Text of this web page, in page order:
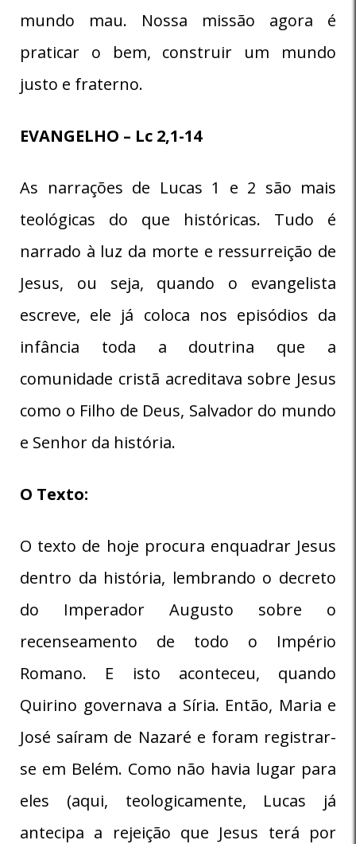
mundo mau. Nossa missão agora é
praticar o bem, construir um mundo
justo e fraterno.
EVANGELHO – Lc 2,1-14
As narrações de Lucas 1 e 2 são mais
teológicas do que históricas. Tudo é
narrado à luz da morte e ressurreição de
Jesus, ou seja, quando o evangelista
escreve, ele já coloca nos episódios da
infância toda a doutrina que a
comunidade cristã acreditava sobre Jesus
como o Filho de Deus, Salvador do mundo
e Senhor da história.
O Texto:
O texto de hoje procura enquadrar Jesus
dentro da história, lembrando o decreto
do Imperador Augusto sobre o
recenseamento de todo o Império
Romano. E isto aconteceu, quando
Quirino governava a Síria. Então, Maria e
José saíram de Nazaré e foram registrar-
se em Belém. Como não havia lugar para
eles (aqui, teologicamente, Lucas já
antecipa a rejeição que Jesus terá por